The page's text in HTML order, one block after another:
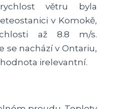
větru byla
v Komokě,
až 8.8 m/s.
se nachází v Ontariu,
irelevantní.